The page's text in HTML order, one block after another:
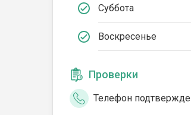
Суббота
Воскресенье
Проверки
Телефон